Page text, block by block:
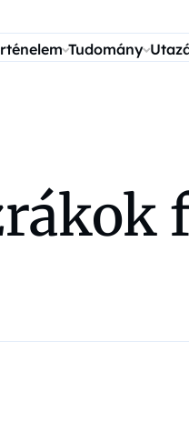
Tudomány